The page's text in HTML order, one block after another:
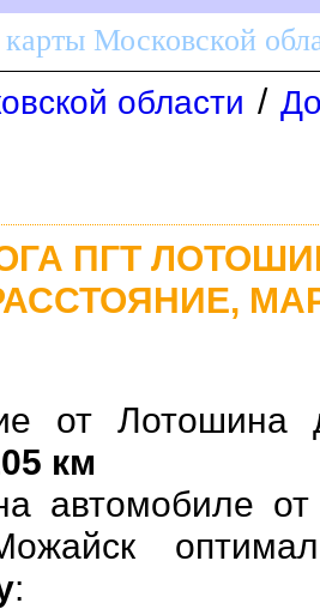
Московской
области /
ПГТ
от
км
автомобиле
: